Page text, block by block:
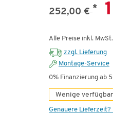
252,00 €*
Alle Preise inkl. MwSt.
zzgl. Lieferung
Montage-Service
0% Finanzierung ab
Wenige verfügbar
Genauere